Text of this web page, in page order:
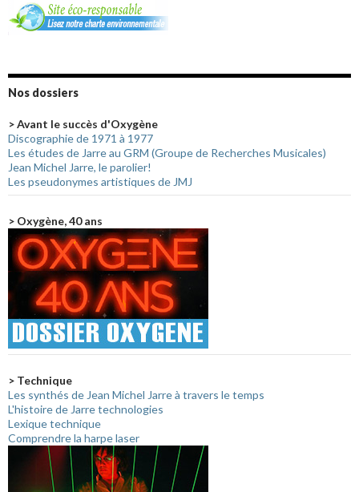
Nos dossiers
> Avant le succès d'Oxygène
Discographie de 1971 à 1977
Les études de Jarre au GRM (Groupe de Recherches Musicales)
Jean Michel Jarre, le parolier!
Les pseudonymes artistiques de JMJ
> Oxygène, 40 ans
> Technique
Les synthés de Jean Michel Jarre à travers le temps
L'histoire de Jarre technologies
Lexique technique
Comprendre la harpe laser